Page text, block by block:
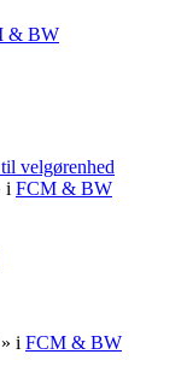
& BW
velgørenhed
i FCM & BW
» i FCM & BW